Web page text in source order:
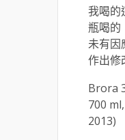
我喝的
瓶喝的
未有因
作出修
Brora
700
2013)